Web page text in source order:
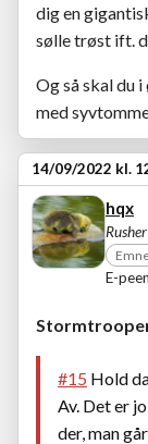
dig en
sølle trøst ift.
Og så skal du
med
14/09/2022 kl.
hqx
Rusher
E-
#15 Hold
Av. Det er
der, man